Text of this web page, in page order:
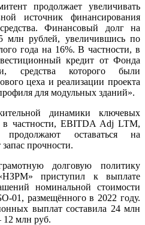
продолжает увеличивать
источник финансирования
Финансовый долг на
млн рублей, увеличившись по
года на 16%. В частности, в
кредит от Фонда
средства которого были
цеха и реализации проекта
для модульных зданий».
динамики ключевых
в частности, EBITDA Adj LTM,
продолжают оставаться на
прочности.
долговую политику
приступил к выплате
номинальной стоимости
01, размещённого в 2022 году.
выплат составила 24 млн
12 млн руб.